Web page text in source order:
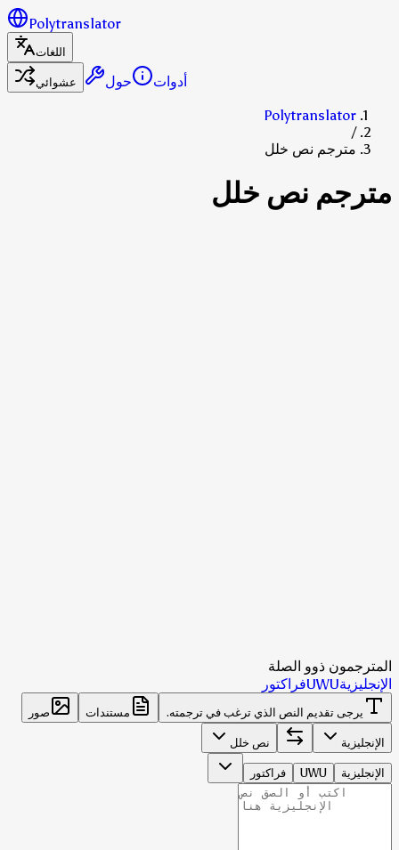
Polytranslator
اللغات
عشوائي
أدوات
حول
Polytranslator
/
مترجم نص خلل
مترجم نص خلل
المترجمون ذوو الصلة
الإنجليزيةUWUفراكتور
يرجى تقديم النص الذي ترغب في ترجمته. مستندات
صور
الإنجليزية
نص خلل
الإنجليزية
UWU فراكتور